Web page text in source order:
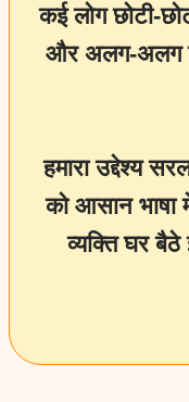
कई लोग छोटी-
और अलग-अलग
हमारा उद्देश्य
को आसान भाषा
व्यक्ति घर